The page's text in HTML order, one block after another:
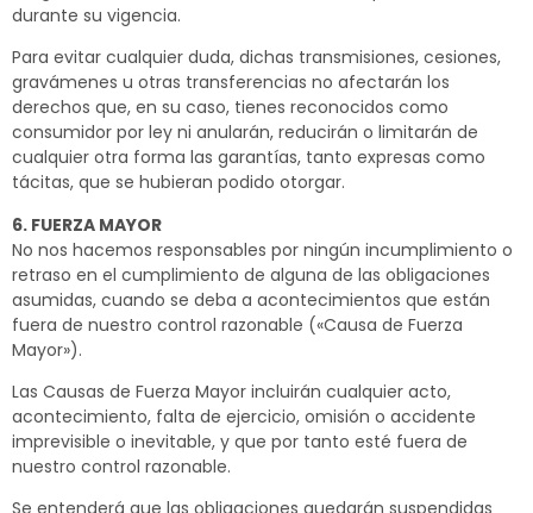
durante su vigencia.
Para evitar cualquier duda, dichas transmisiones, cesiones,
gravámenes u otras transferencias no afectarán los
derechos que, en su caso, tienes reconocidos como
consumidor por ley ni anularán, reducirán o limitarán de
cualquier otra forma las garantías, tanto expresas como
tácitas, que se hubieran podido otorgar.
6. FUERZA MAYOR
No nos hacemos responsables por ningún incumplimiento o
retraso en el cumplimiento de alguna de las obligaciones
asumidas, cuando se deba a acontecimientos que están
fuera de nuestro control razonable («Causa de Fuerza
Mayor»).
Las Causas de Fuerza Mayor incluirán cualquier acto,
acontecimiento, falta de ejercicio, omisión o accidente
imprevisible o inevitable, y que por tanto esté fuera de
nuestro control razonable.